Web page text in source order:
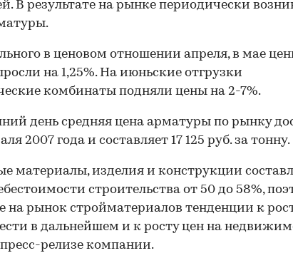
В результате на рынке периодически
в ценовом отношении апреля, в мае
на 1,25%. На июньские отгрузки
комбинаты подняли цены на 2-7%.
день средняя цена арматуры по рынку
2007 года и составляет 17 125 руб. за тонну.
материалы, изделия и конструкции
строительства от 50 до 58%,
на рынок стройматериалов тенденции к
в дальнейшем и к росту цен на
релизе компании.